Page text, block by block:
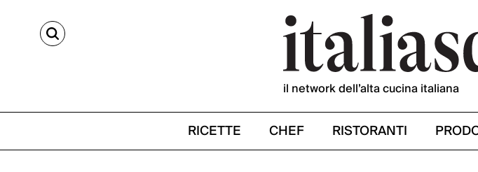
CERCA
il network dell’alta cucina italiana
RICETTE CHEF RISTORANTI